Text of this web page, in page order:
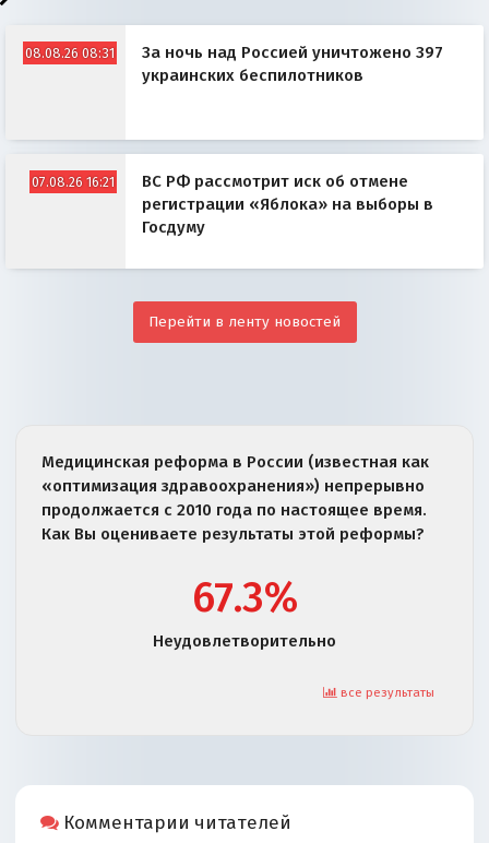
08.08.26 08:31
За ночь над Россией уничтожено 397
украинских беспилотников
07.08.26 16:21
ВС РФ рассмотрит иск об отмене
регистрации «Яблока» на выборы в
Госдуму
Перейти в ленту новостей
Медицинская реформа в России (известная как
«оптимизация здравоохранения») непрерывно
продолжается с 2010 года по настоящее время.
Как Вы оцениваете результаты этой реформы?
67.3%
Неудовлетворительно
все результаты
Комментарии читателей